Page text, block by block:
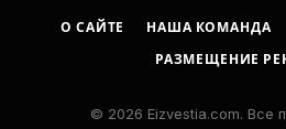
О САЙТЕ НАША КОМАНДА
РАЗМЕЩЕНИЕ
© 2026 Eizvestia.com. Все